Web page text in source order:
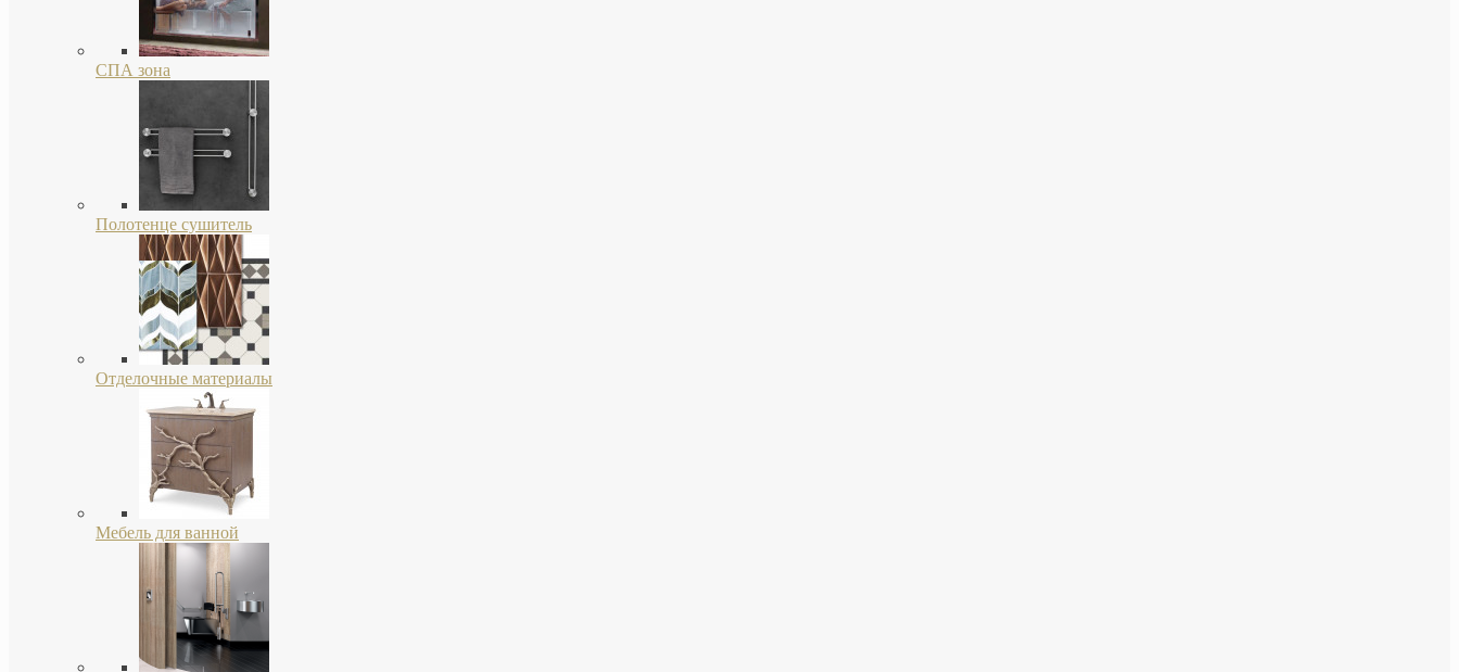
СПА зона
Полотенце сушитель
Отделочные материалы
Мебель для ванной